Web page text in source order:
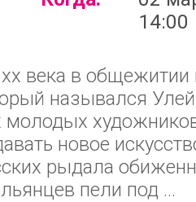
14:00
века в общежитии
назывался
молодых
новое
рыдала
пели под ...